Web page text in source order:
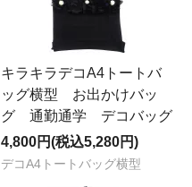
キラキラデコA4トートバ
ッグ横型 お出かけバッ
グ 通勤通学 デコバッグ
4,800円(税込5,280円)
デコA4トートバッグ横型